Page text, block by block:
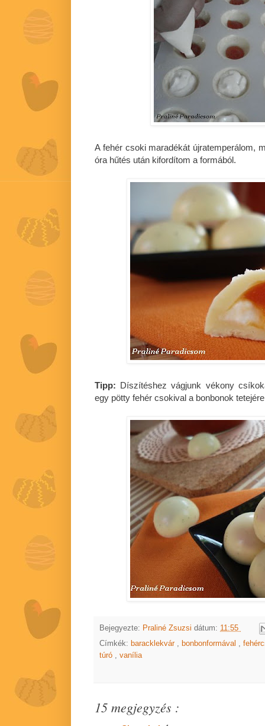
A fehér csoki maradékát újratemperálom,
óra hűtés után kifordítom a formából.
Tipp: Díszítéshez vágjunk vékony
egy pötty fehér csokival a bonbonok
Bejegyezte: Praliné Zsuzsi dátum: 11:55
Címkék: baracklekvár , bonbonformával ,
túró , vanília
15 megjegyzés :